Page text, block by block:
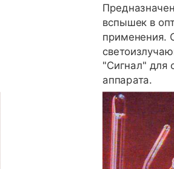
вспышек в
применения.
"Сигнал" для
аппарата.